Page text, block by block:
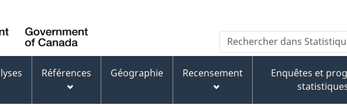
au
contenu
principal
« À
propos
de
ce
version
HTML
simplifiée
Canada
Recherche
Rechercher
dans
Canada
Références Géographie Recensement
Enquêtes et